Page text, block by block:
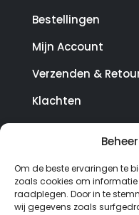
Om de beste ervaringen te
zoals cookies om
raadplegen. Door in te
wij gegevens zoals
Bestellingen
Mijn Account
Verzenden &
Klachten
© Copyright